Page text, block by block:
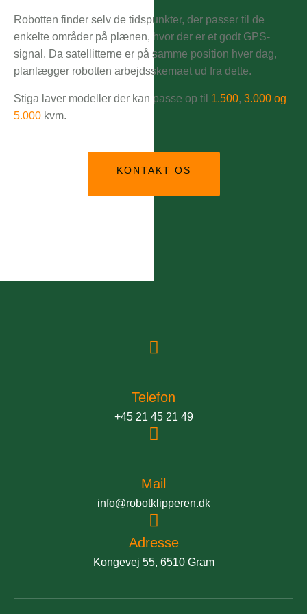
Robotten finder selv de tidspunkter, der passer til de
enkelte områder på plænen, hvor der er et godt GPS-
signal. Da satellitterne er på samme position hver dag,
planlægger robotten arbejdsskemaet ud fra dette.
Stiga laver modeller der kan passe op til 1.500, 3.000 og
5.000 kvm.
KONTAKT OS
Telefon
+45 21 45 21 49
Mail
info@robotklipperen.dk
Adresse
Kongevej 55, 6510 Gram